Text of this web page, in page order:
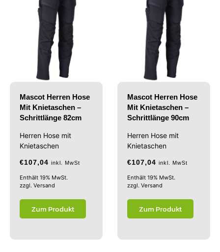
Mascot Herren Hose
Mit Knietaschen –
Schrittlänge 82cm
Herren Hose mit
Knietaschen
€107,04 inkl. MwSt
Enthält 19% MwSt.
zzgl. Versand
Zum Produkt
Mascot Herren Hose
Mit Knietaschen –
Schrittlänge 90cm
Herren Hose mit
Knietaschen
€107,04 inkl. MwSt
Enthält 19% MwSt.
zzgl. Versand
Zum Produkt